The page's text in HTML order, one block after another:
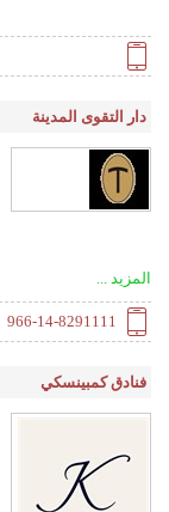
دار التقوى المدينة
المزيد ...
966-14-8291111
فنادق كمبينسكي